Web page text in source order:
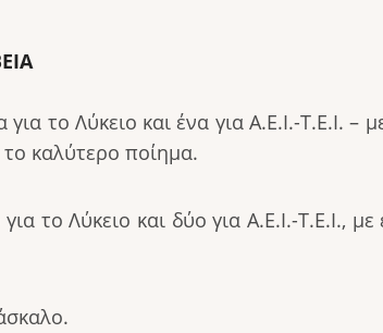
το Λύκειο και ένα για Α.Ε.Ι.-Τ.Ε.Ι. –
καλύτερο ποίημα.
το Λύκειο και δύο για Α.Ε.Ι.-Τ.Ε.Ι.,